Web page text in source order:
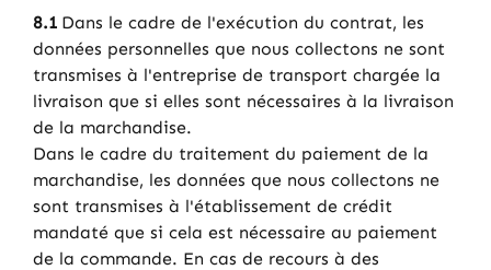
8.1 Dans le cadre de l'exécution du contrat, les
données personnelles que nous collectons ne sont
transmises à l'entreprise de transport chargée la
livraison que si elles sont nécessaires à la livraison
de la marchandise.
Dans le cadre du traitement du paiement de la
marchandise, les données que nous collectons ne
sont transmises à l'établissement de crédit
mandaté que si cela est nécessaire au paiement
de la commande. En cas de recours à des